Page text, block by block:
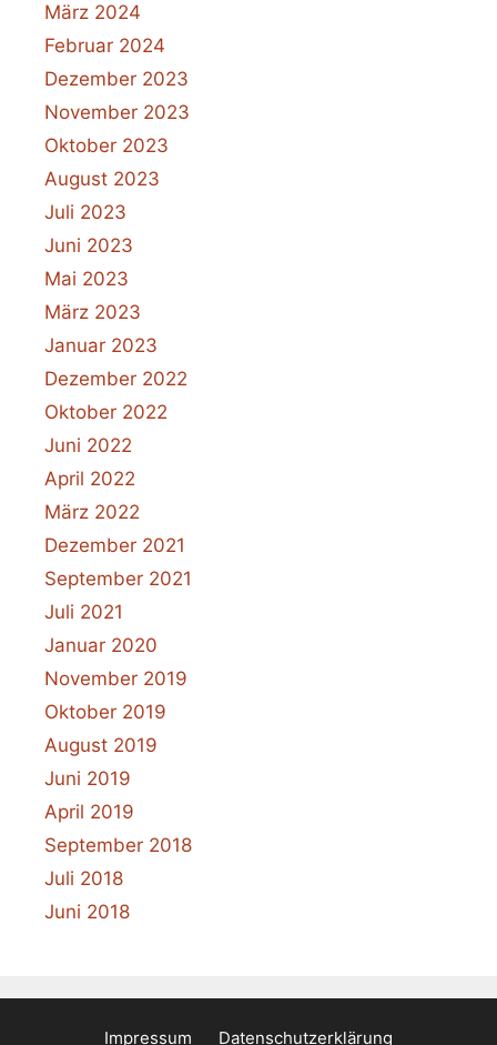
März 2024
Februar 2024
Dezember 2023
November 2023
Oktober 2023
August 2023
Juli 2023
Juni 2023
Mai 2023
März 2023
Januar 2023
Dezember 2022
Oktober 2022
Juni 2022
April 2022
März 2022
Dezember 2021
September 2021
Juli 2021
Januar 2020
November 2019
Oktober 2019
August 2019
Juni 2019
April 2019
September 2018
Juli 2018
Juni 2018
Impressum Datenschutzerklärung